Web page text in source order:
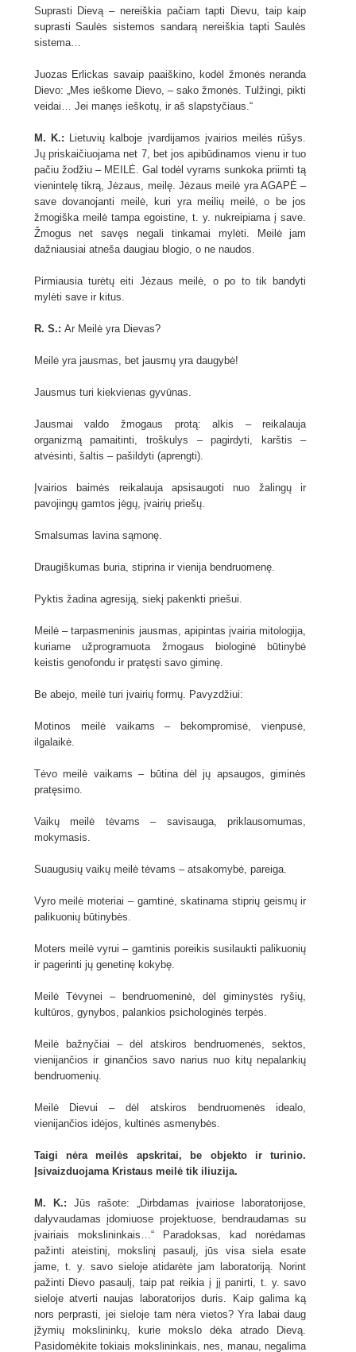
Suprasti Dievą – nereiškia pačiam tapti Dievu, taip kaip
suprasti Saulės sistemos sandarą nereiškia tapti Saulės
sistema…
Juozas Erlickas savaip paaiškino, kodėl žmonės neranda
Dievo: „Mes ieškome Dievo, – sako žmonės. Tulžingi, pikti
veidai… Jei manęs ieškotų, ir aš slapstyčiaus.“
M. K.: Lietuvių kalboje įvardijamos įvairios meilės rūšys.
Jų priskaičiuojama net 7, bet jos apibūdinamos vienu ir tuo
pačiu žodžiu – MEILĖ. Gal todėl vyrams sunkoka priimti tą
vienintelę tikrą, Jėzaus, meilę. Jėzaus meilė yra AGAPĖ –
save dovanojanti meilė, kuri yra meilių meilė, o be jos
žmogiška meilė tampa egoistine, t. y. nukreipiama į save.
Žmogus net savęs negali tinkamai mylėti. Meilė jam
dažniausiai atneša daugiau blogio, o ne naudos.
Pirmiausia turėtų eiti Jėzaus meilė, o po to tik bandyti
mylėti save ir kitus.
R. S.: Ar Meilė yra Dievas?
Meilė yra jausmas, bet jausmų yra daugybė!
Jausmus turi kiekvienas gyvūnas.
Jausmai valdo žmogaus protą: alkis – reikalauja
organizmą pamaitinti, troškulys – pagirdyti, karštis –
atvėsinti, šaltis – pašildyti (aprengti).
Įvairios baimės reikalauja apsisaugoti nuo žalingų ir
pavojingų gamtos jėgų, įvairių priešų.
Smalsumas lavina sąmonę.
Draugiškumas buria, stiprina ir vienija bendruomenę.
Pyktis žadina agresiją, siekį pakenkti priešui.
Meilė – tarpasmeninis jausmas, apipintas įvairia mitologija,
kuriame užprogramuota žmogaus biologinė būtinybė
keistis genofondu ir pratęsti savo giminę.
Be abejo, meilė turi įvairių formų. Pavyzdžiui:
Motinos meilė vaikams – bekompromisė, vienpusė,
ilgalaikė.
Tėvo meilė vaikams – būtina dėl jų apsaugos, giminės
pratęsimo.
Vaikų meilė tėvams – savisauga, priklausomumas,
mokymasis.
Suaugusių vaikų meilė tėvams – atsakomybė, pareiga.
Vyro meilė moteriai – gamtinė, skatinama stiprių geismų ir
palikuonių būtinybės.
Moters meilė vyrui – gamtinis poreikis susilaukti palikuonių
ir pagerinti jų genetinę kokybę.
Meilė Tėvynei – bendruomeninė, dėl giminystės ryšių,
kultūros, gynybos, palankios psichologinės terpės.
Meilė bažnyčiai – dėl atskiros bendruomenės, sektos,
vienijančios ir ginančios savo narius nuo kitų nepalankių
bendruomenių.
Meilė Dievui – dėl atskiros bendruomenės idealo,
vienijančios idėjos, kultinės asmenybės.
Taigi nėra meilės apskritai, be objekto ir turinio.
Įsivaizduojama Kristaus meilė tik iliuzija.
M. K.: Jūs rašote: „Dirbdamas įvairiose laboratorijose,
dalyvaudamas įdomiuose projektuose, bendraudamas su
įvairiais mokslininkais…“ Paradoksas, kad norėdamas
pažinti ateistinį, mokslinį pasaulį, jūs visa siela esate
jame, t. y. savo sieloje atidarėte jam laboratoriją. Norint
pažinti Dievo pasaulį, taip pat reikia į jį panirti, t. y. savo
sieloje atverti naujas laboratorijos duris. Kaip galima ką
nors perprasti, jei sieloje tam nėra vietos? Yra labai daug
įžymių mokslininkų, kurie mokslo dėka atrado Dievą.
Pasidomėkite tokiais mokslininkais, nes, manau, negalima